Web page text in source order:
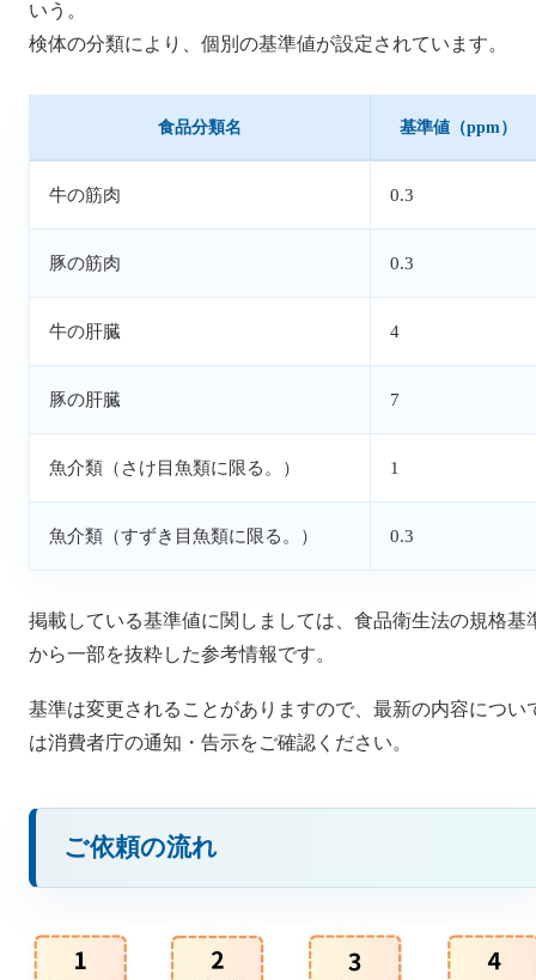
いう。
検体の分類により、個別の基準値が設定されています。
食品分類名 基準値（ppm）
牛の筋肉 0.3
豚の筋肉 0.3
牛の肝臓 4
豚の肝臓 7
魚介類（さけ目魚類に限る。） 1
魚介類（すずき目魚類に限る。） 0.3
掲載している基準値に関しましては、食品衛生法の規格基
から一部を抜粋した参考情報です。
基準は変更されることがありますので、最新の内容につい
は消費者庁の通知・告示をご確認ください。
ご依頼の流れ